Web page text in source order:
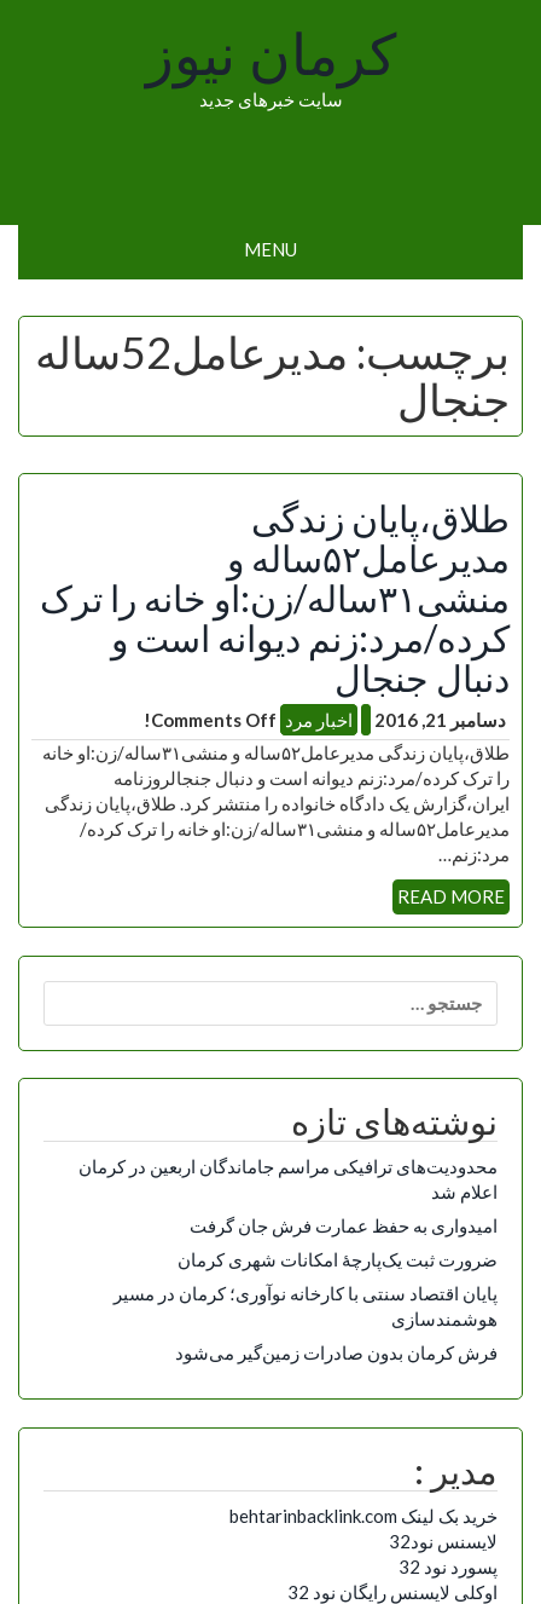
کرمان نیوز
سایت خبرهای جدید
MENU
برچسب:
مدیرعامل52ساله
جنجال
طلاق،پایان زندگی
مدیرعامل۵۲ساله و
منشی۳۱ساله/زن:او خانه را ترک
کرده/مرد:زنم دیوانه است و
دنبال جنجال
دسامبر 21, 2016 اخبار مرد Comments Off!
طلاق،پایان زندگی مدیرعامل۵۲ساله و منشی۳۱ساله/زن:او خانه
را ترک کرده/مرد:زنم دیوانه است و دنبال جنجالروزنامه
ایران،گزارش یک دادگاه خانواده را منتشر کرد. طلاق،پایان زندگی
مدیرعامل۵۲ساله و منشی۳۱ساله/زن:او خانه را ترک کرده/
مرد:زنم…
READ MORE
برای:
نوشته‌های تازه
محدودیت‌های ترافیکی مراسم جاماندگان اربعین در کرمان
اعلام شد
امیدواری به حفظ عمارت فرش جان گرفت
ضرورت ثبت یک‌پارچۀ امکانات شهری کرمان
پایان اقتصاد سنتی با کارخانه نوآوری؛ کرمان در مسیر
هوشمندسازی
فرش کرمان بدون صادرات زمین‌گیر می‌شود
مدیر :
خرید بک لینک behtarinbacklink.com
لایسنس نود32
پسورد نود 32
اوکلی لایسنس رایگان نود 32